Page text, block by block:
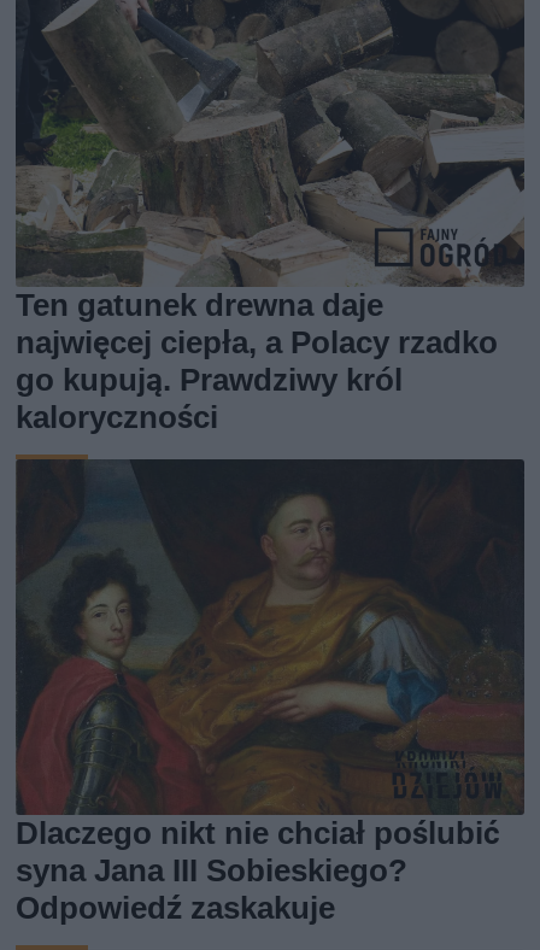
Ten gatunek drewna daje
najwięcej ciepła, a Polacy rzadko
go kupują. Prawdziwy król
kaloryczności
Dlaczego nikt nie chciał poślubić
syna Jana III Sobieskiego?
Odpowiedź zaskakuje